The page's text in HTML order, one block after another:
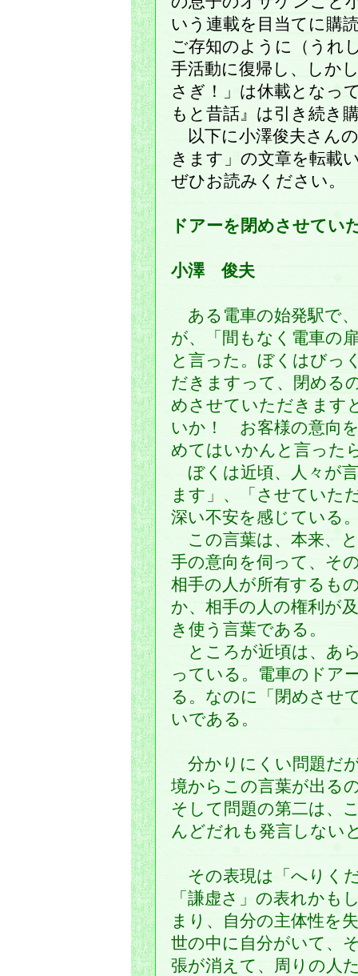
いう連載を目当てに購
ご存知のように（うれ
手活動に復帰し、しか
さぎ！」は休載となっ
もと昔話』は引き続き
以下に小澤俊夫さん
きます」の文章を転載
ぜひお読みください。
ドアーを閉めさせてい
小澤 俊夫
ある電車の始発駅で
が、「間もなく電車の
と言った。ぼくはびっ
だきますって、閉める
めさせていただきます
いか！ お客様の意向
めてはいかんと言った
ぼくは近頃、人々が
ます」、「させていた
深い不安を感じている
この言葉は、本来、
手の意向を伺って、そ
相手の人が所有するも
か、相手の人の権利が
き使う言葉である。
ところが近頃は、あ
っている。電車のドア
る。なのに「閉めさせ
いである。
分かりにくい問題だ
境からこの言葉が出る
そして問題の第二は、
んどだれも発言しない
その表現は「へりく
「謙虚さ」の表れかも
まり、自分の主体性を
世の中に自分がいて、
張が消えて、周りの人